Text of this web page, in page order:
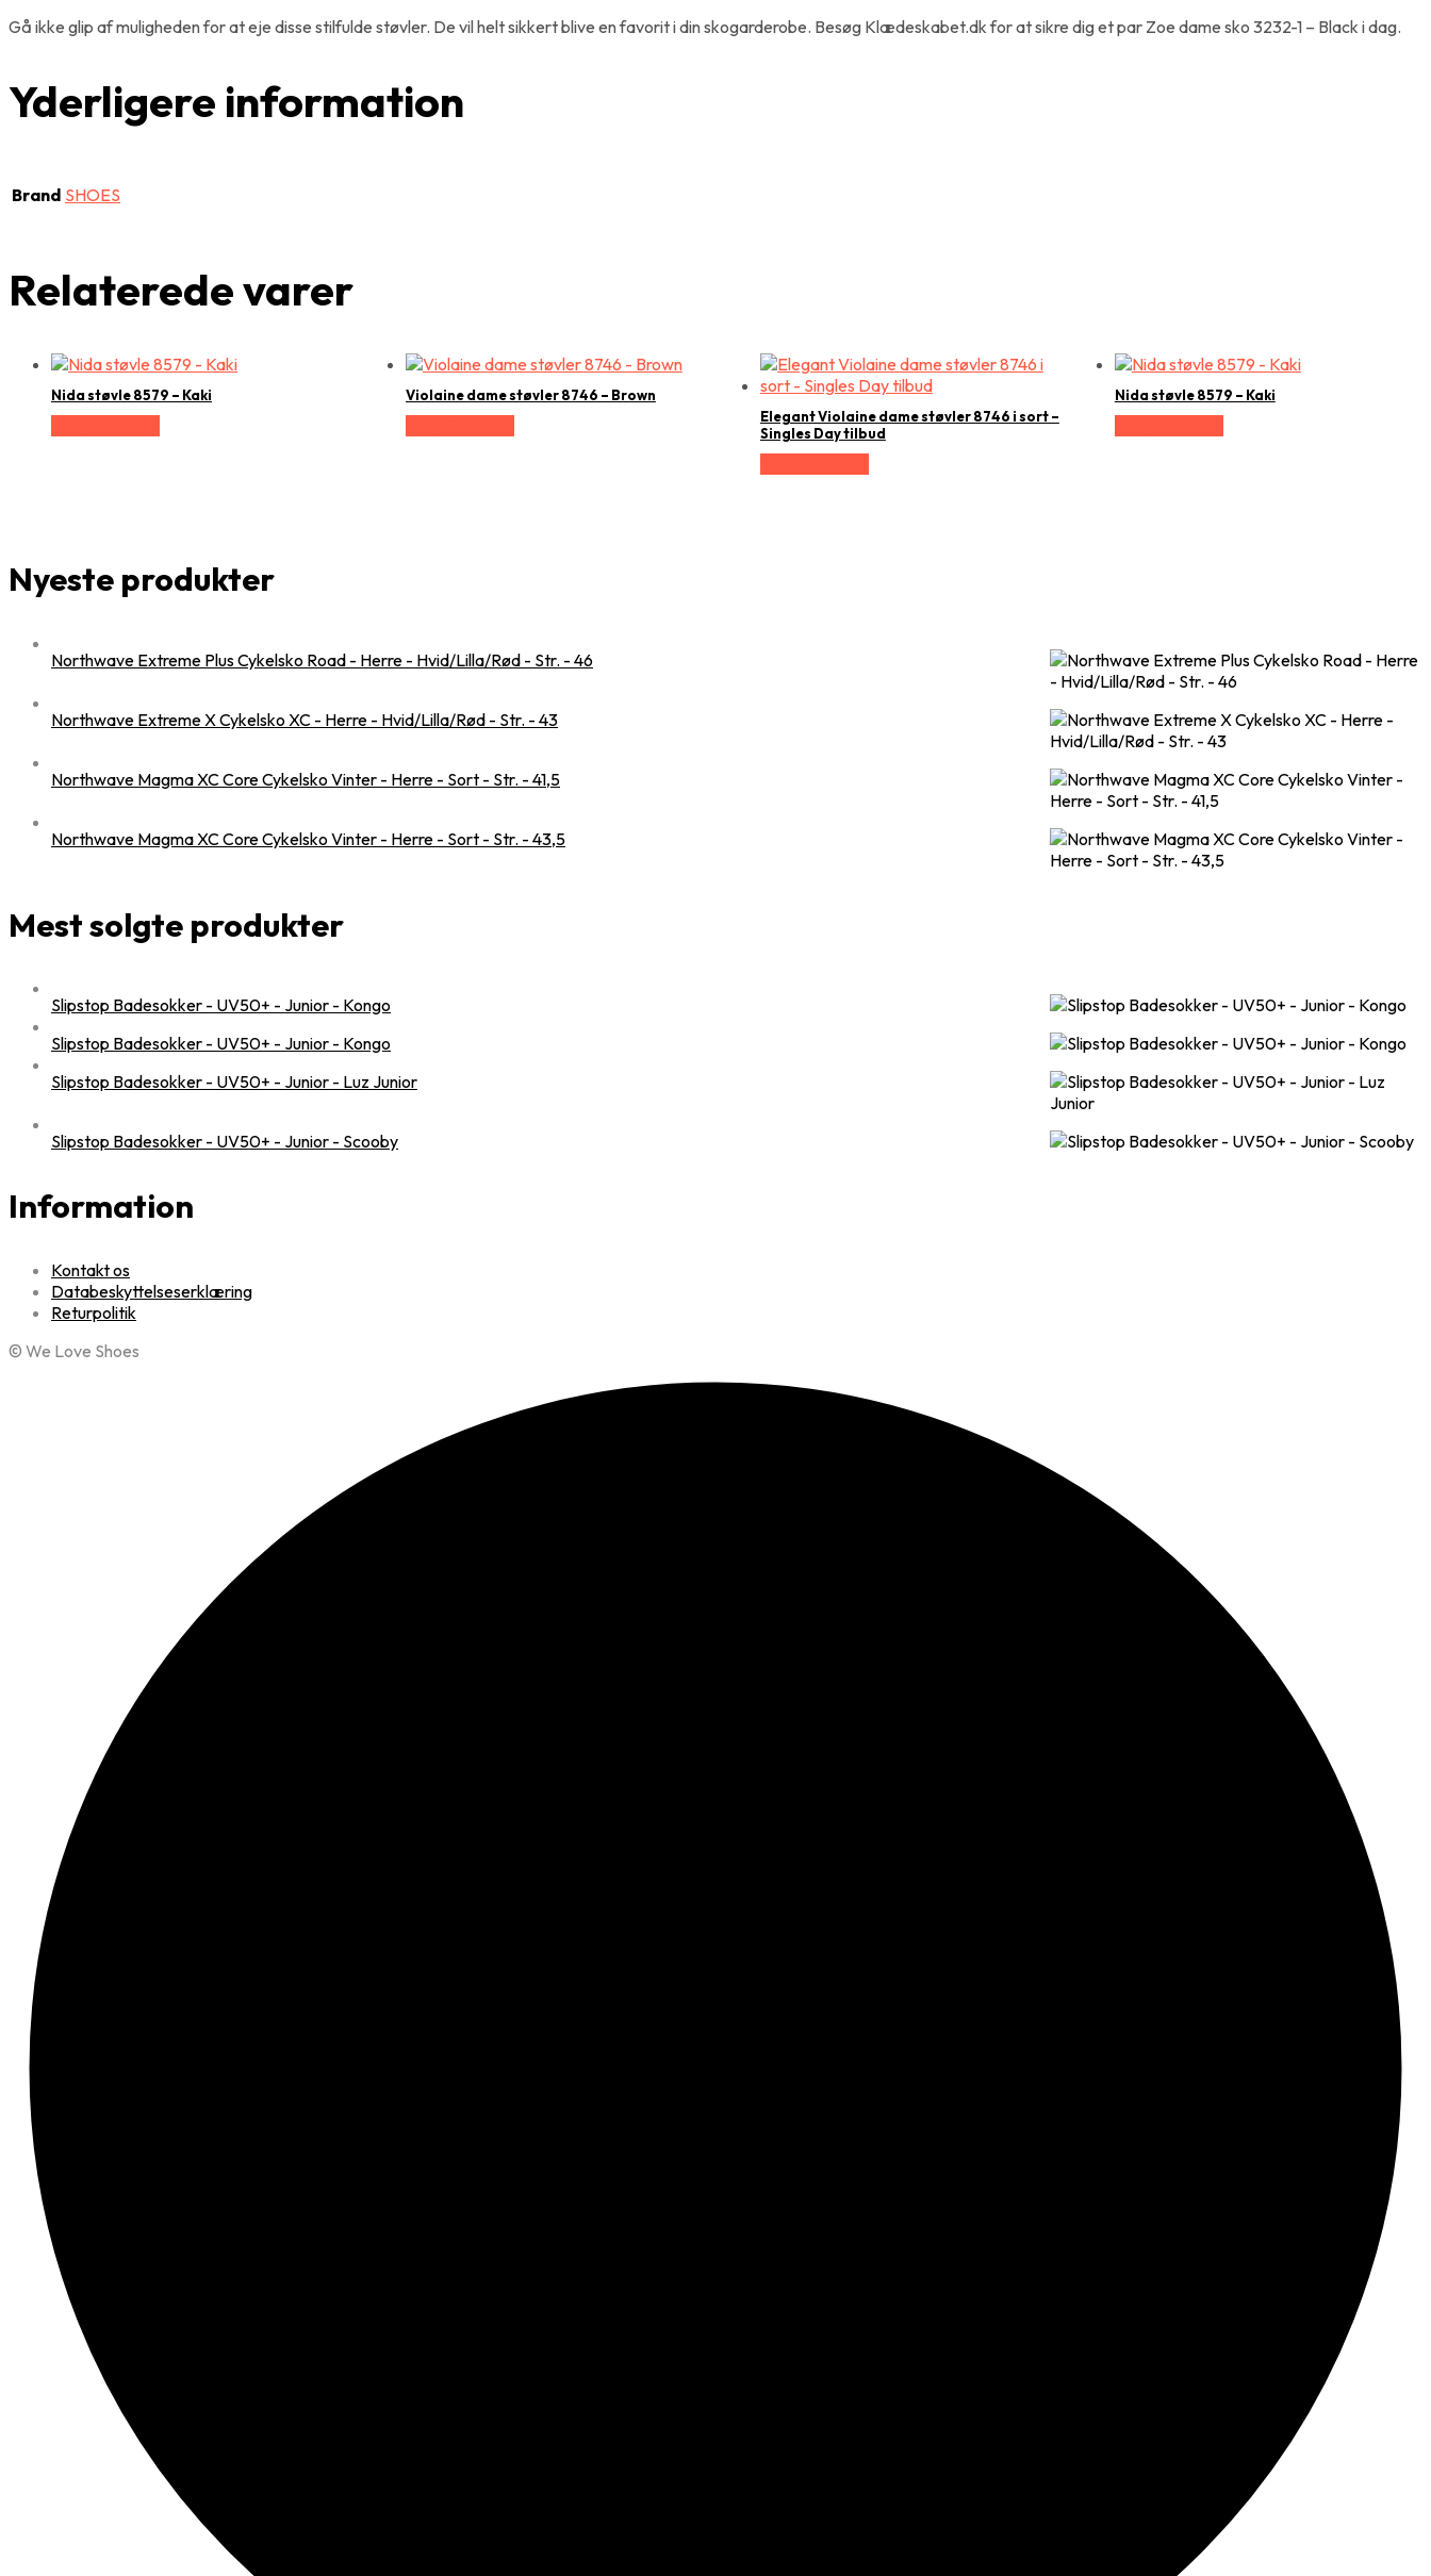
Gå ikke glip af muligheden for at eje disse stilfulde støvler. De vil helt sikkert blive en favorit i din skogarderobe. Besøg Klædeskabet.dk for at sikre dig et par Zoe dame sko 3232-1 – Black i dag.
Yderligere information
Brand SHOES
Relaterede varer
Nida støvle 8579 – Kaki Violaine dame støvler 8746 – Brown
Elegant Violaine dame støvler 8746 i sort –
Singles Day tilbud
Nida støvle 8579 – Kaki
Nyeste produkter
Northwave Extreme Plus Cykelsko Road - Herre - Hvid/Lilla/Rød - Str. - 46
Northwave Extreme X Cykelsko XC - Herre - Hvid/Lilla/Rød - Str. - 43
Northwave Magma XC Core Cykelsko Vinter - Herre - Sort - Str. - 41,5
Northwave Magma XC Core Cykelsko Vinter - Herre - Sort - Str. - 43,5
Mest solgte produkter
Slipstop Badesokker - UV50+ - Junior - Kongo
Slipstop Badesokker - UV50+ - Junior - Kongo
Slipstop Badesokker - UV50+ - Junior - Luz Junior
Slipstop Badesokker - UV50+ - Junior - Scooby
Information
Kontakt os
Databeskyttelseserklæring
Returpolitik
© We Love Shoes